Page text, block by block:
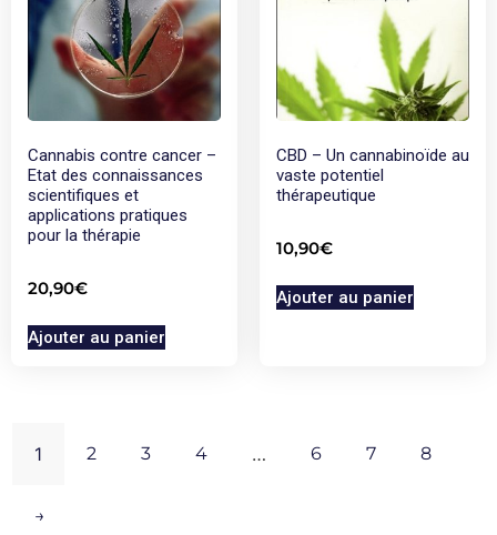
Cannabis contre cancer –
Etat des connaissances
scientifiques et
applications pratiques
pour la thérapie
20,90€
Ajouter au panier
CBD – Un cannabinoïde au
vaste potentiel
thérapeutique
10,90€
Ajouter au panier
1 2 3 4 … 6 7 8
→